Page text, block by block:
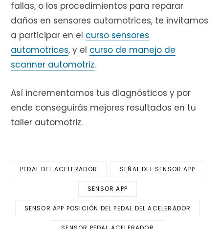
fallas, o los procedimientos para reparar
daños en sensores automotrices, te invitamos
a participar en el curso sensores
automotrices, y el curso de manejo de
scanner automotriz.
Así incrementamos tus diagnósticos y por
ende conseguirás mejores resultados en tu
taller automotriz.
PEDAL DEL ACELERADOR SEÑAL DEL SENSOR APP
SENSOR APP
SENSOR APP POSICIÓN DEL PEDAL DEL ACELERADOR